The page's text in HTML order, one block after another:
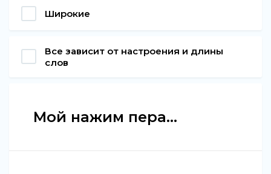
Широкие
Все зависит от настроения и длины
слов
Мой нажим пера...